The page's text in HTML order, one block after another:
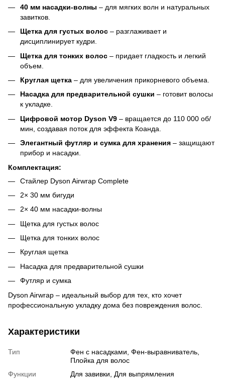
40 мм насадки-волны – для мягких волн и натуральных
завитков.
Щетка для густых волос – разглаживает и
дисциплинирует кудри.
Щетка для тонких волос – придает гладкость и легкий
объем.
Круглая щетка – для увеличения прикорневого объема.
Насадка для предварительной сушки – готовит волосы
к укладке.
Цифровой мотор Dyson V9 – вращается до 110 000 об/
мин, создавая поток для эффекта Коанда.
Элегантный футляр и сумка для хранения – защищают
прибор и насадки.
Комплектация:
Стайлер Dyson Airwrap Complete
2× 30 мм бигуди
2× 40 мм насадки-волны
Щетка для густых волос
Щетка для тонких волос
Круглая щетка
Насадка для предварительной сушки
Футляр и сумка
Dyson Airwrap – идеальный выбор для тех, кто хочет
профессиональную укладку дома без повреждения волос.
Характеристики
Тип
Фен с насадками, Фен-выравниватель,
Плойка для волос
Функции
Для завивки, Для выпрямления